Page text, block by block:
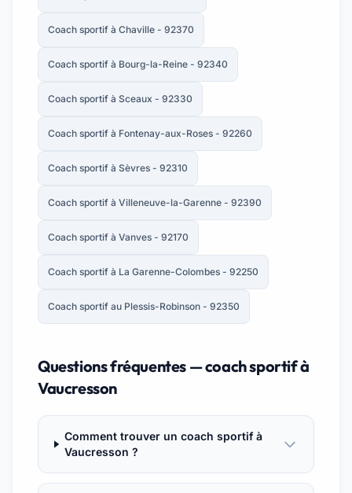
Coach sportif à Chaville - 92370
Coach sportif à Bourg-la-Reine - 92340
Coach sportif à Sceaux - 92330
Coach sportif à Fontenay-aux-Roses - 92260
Coach sportif à Sèvres - 92310
Coach sportif à Villeneuve-la-Garenne - 92390
Coach sportif à Vanves - 92170
Coach sportif à La Garenne-Colombes - 92250
Coach sportif au Plessis-Robinson - 92350
Questions fréquentes — coach sportif à
Vaucresson
Comment trouver un coach sportif à
Vaucresson ?